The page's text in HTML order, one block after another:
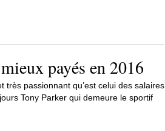
payés en 2016
très passionnant qu’est celui des salaires
Tony Parker qui demeure le sportif